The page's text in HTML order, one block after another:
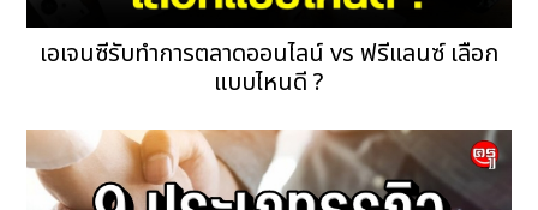
เอเจนซีรับทำการตลาดออนไลน์ vs ฟรีแลนซ์ เลือก
แบบไหนดี ?